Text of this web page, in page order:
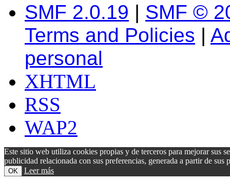
SMF 2.0.19 | SMF ©
Terms and Policies |
personal
XHTML
RSS
WAP2
Este sitio web utiliza cookies propias y de terceros para mejorar sus
publicidad relacionada con sus preferencias, generada a partir de
OK Leer más